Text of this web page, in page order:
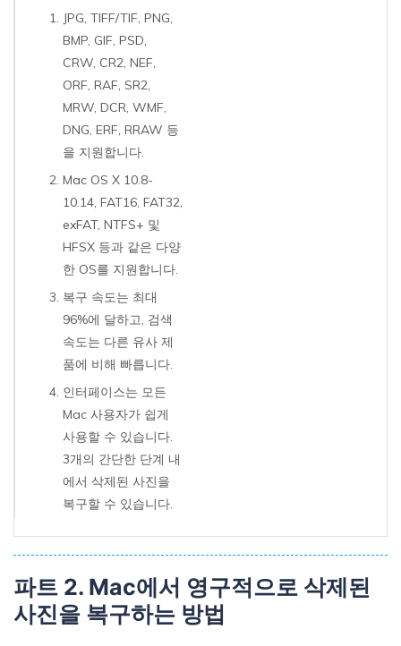
JPG, TIFF/TIF, PNG,
BMP, GIF, PSD,
CRW, CR2, NEF,
ORF, RAF, SR2,
MRW, DCR, WMF,
DNG, ERF, RRAW 등
을 지원합니다.
Mac OS X 10.8-
10.14, FAT16, FAT32,
exFAT, NTFS+ 및
HFSX 등과 같은 다양
한 OS를 지원합니다.
복구 속도는 최대
96%에 달하고, 검색
속도는 다른 유사 제
품에 비해 빠릅니다.
인터페이스는 모든
Mac 사용자가 쉽게
사용할 수 있습니다.
3개의 간단한 단계 내
에서 삭제된 사진을
복구할 수 있습니다.
파트 2. Mac에서 영구적으로 삭제된
사진을 복구하는 방법